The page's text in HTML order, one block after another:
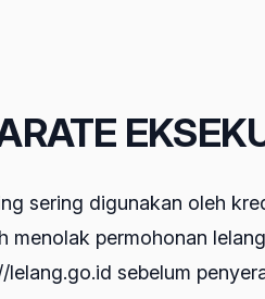
sering digunakan oleh
permohonan
sebelum